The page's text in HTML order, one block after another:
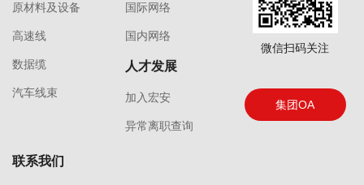
原材料及设备
高速线
数据缆
汽车线束
国际网络
国内网络
人才发展
加入宏安
异常离职查询
微信扫码关注
集团OA
联系我们